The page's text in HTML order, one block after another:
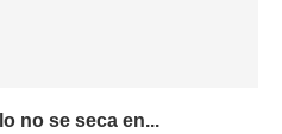
no se seca en...